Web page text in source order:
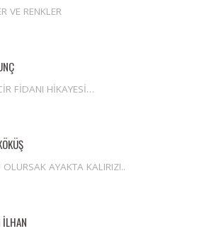
VE RENKLER
FİDANI HİKAYESİ…
OLURSAK AYAKTA KALIRIZ!..